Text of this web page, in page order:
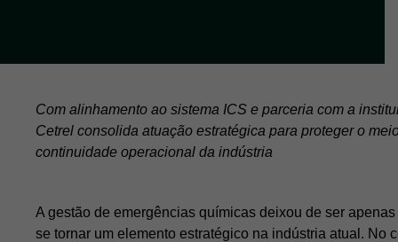
Com alinhamento ao sistema ICS e parceria com a
Cetrel consolida atuação estratégica para proteger o
continuidade operacional da indústria
A gestão de emergências químicas deixou de ser
se tornar um elemento estratégico na indústria atual. No